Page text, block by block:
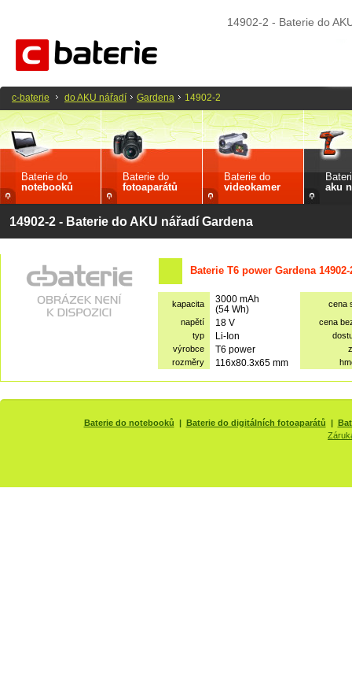
14902-2 - Baterie do
Baterie do
notebooků
Baterie do
fotoaparátů
Baterie do
videokamer
aku
14902-2 - Baterie do AKU nářadí Gardena
Baterie T6 power Gardena
kapacita
3000 mAh
(54 Wh)
cena
napětí
18 V
cena
typ
Li-Ion
výrobce
T6 power
rozměry
116x80.3x65 mm
c-baterie do AKU nářadí Gardena 14902-2
Baterie do notebooků | Baterie do digitálních fotoaparátů |